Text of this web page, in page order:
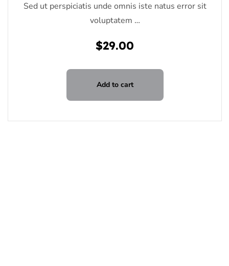
Sed ut perspiciatis unde omnis iste natus error sit
voluptatem …
$29.00
Add to cart